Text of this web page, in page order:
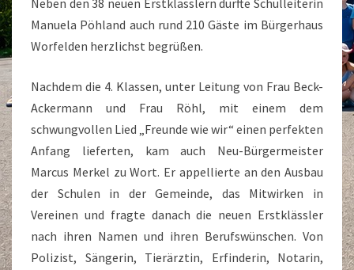
Neben den 38 neuen Erstklässlern durfte Schulleiterin
Manuela Pöhland auch rund 210 Gäste im Bürgerhaus
Worfelden herzlichst begrüßen.
Nachdem die 4. Klassen, unter Leitung von Frau Beck-
Ackermann und Frau Röhl, mit einem dem
schwungvollen Lied „Freunde wie wir“ einen perfekten
Anfang lieferten, kam auch Neu-Bürgermeister
Marcus Merkel zu Wort. Er appellierte an den Ausbau
der Schulen in der Gemeinde, das Mitwirken in
Vereinen und fragte danach die neuen Erstklässler
nach ihren Namen und ihren Berufswünschen. Von
Polizist, Sängerin, Tierärztin, Erfinderin, Notarin,